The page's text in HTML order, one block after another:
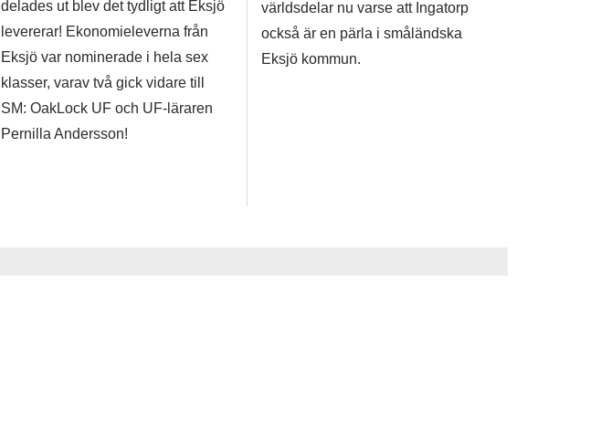
delades ut blev det tydligt att Eksjö
levererar! Ekonomieleverna från
Eksjö var nominerade i hela sex
klasser, varav två gick vidare till
SM: OakLock UF och UF-läraren
Pernilla Andersson!
världsdelar nu varse att Ingatorp
också är en pärla i småländska
Eksjö kommun.